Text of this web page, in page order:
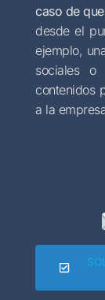
caso de
desde el
ejemplo,
sociales o
contenidos
a la